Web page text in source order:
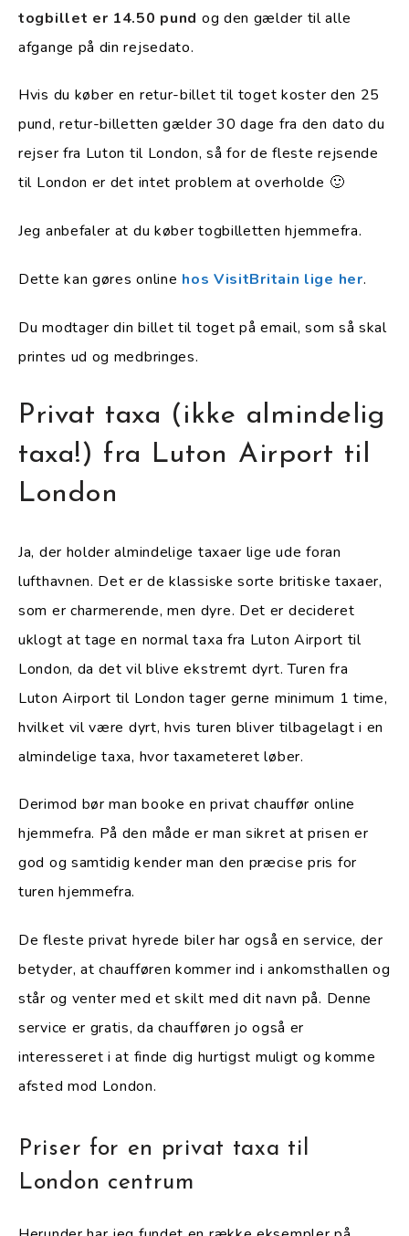
togbillet er 14.50 pund og den gælder til alle
afgange på din rejsedato.
Hvis du køber en retur-billet til toget koster den 25
pund, retur-billetten gælder 30 dage fra den dato du
rejser fra Luton til London, så for de fleste rejsende
til London er det intet problem at overholde 🙂
Jeg anbefaler at du køber togbilletten hjemmefra.
Dette kan gøres online hos VisitBritain lige her.
Du modtager din billet til toget på email, som så skal
printes ud og medbringes.
Privat taxa (ikke almindelig
taxa!) fra Luton Airport til
London
Ja, der holder almindelige taxaer lige ude foran
lufthavnen. Det er de klassiske sorte britiske taxaer,
som er charmerende, men dyre. Det er decideret
uklogt at tage en normal taxa fra Luton Airport til
London, da det vil blive ekstremt dyrt. Turen fra
Luton Airport til London tager gerne minimum 1 time,
hvilket vil være dyrt, hvis turen bliver tilbagelagt i en
almindelige taxa, hvor taxameteret løber.
Derimod bør man booke en privat chauffør online
hjemmefra. På den måde er man sikret at prisen er
god og samtidig kender man den præcise pris for
turen hjemmefra.
De fleste privat hyrede biler har også en service, der
betyder, at chaufføren kommer ind i ankomsthallen og
står og venter med et skilt med dit navn på. Denne
service er gratis, da chaufføren jo også er
interesseret i at finde dig hurtigst muligt og komme
afsted mod London.
Priser for en privat taxa til
London centrum